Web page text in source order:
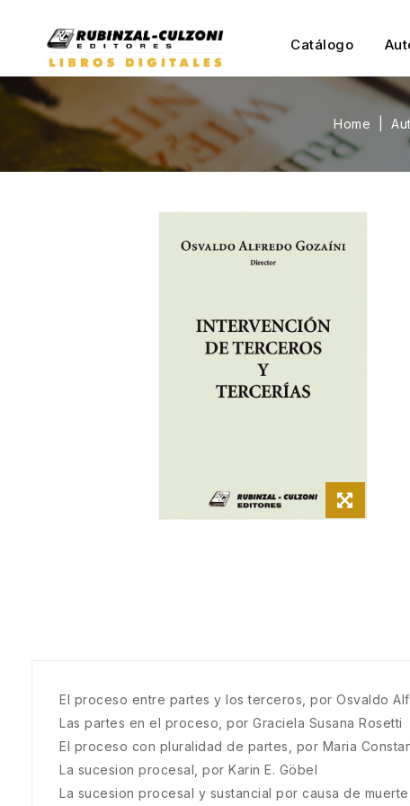
Catálogo
Home
El proceso entre partes y los terceros, por Osvaldo
Las partes en el proceso, por Graciela Susana Rosetti
El proceso con pluralidad de partes, por Maria
La sucesion procesal, por Karin E. Göbel
La sucesion procesal y sustancial por causa de